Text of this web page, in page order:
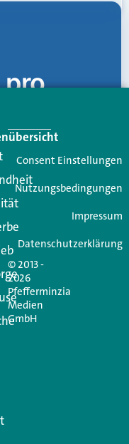
Alles, was
Mit nur einem
© 2013 -
2026
Pfefferminzia
Medien
GmbH
Consent Einstellungen
Nutzungsbedingungen
Impressum
Datenschutzerklärung